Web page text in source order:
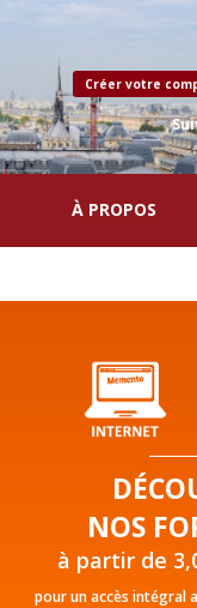
Créer votre
À PROPOS
NOS
à partir de
pour un accès intégral